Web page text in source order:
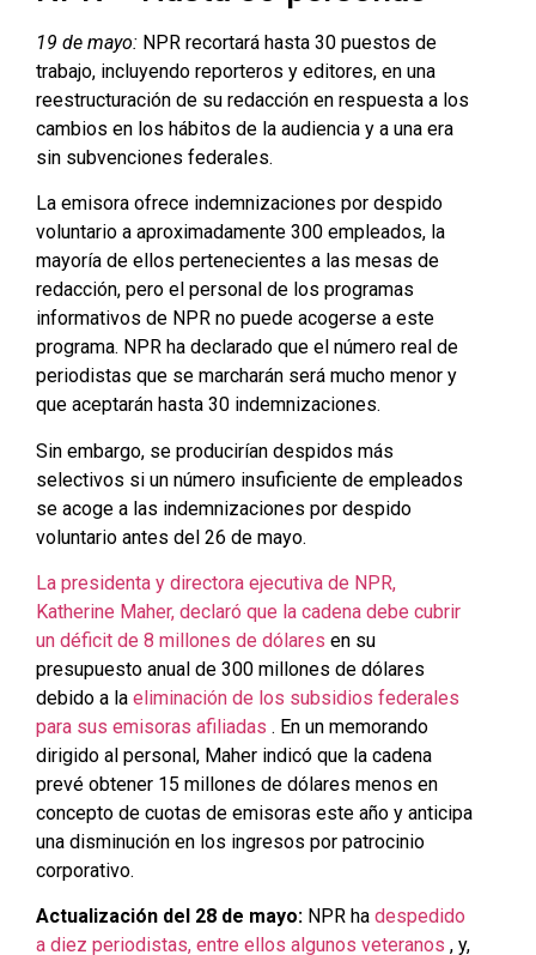
19 de mayo: NPR recortará hasta 30 puestos de
trabajo, incluyendo reporteros y editores, en una
reestructuración de su redacción en respuesta a los
cambios en los hábitos de la audiencia y a una era
sin subvenciones federales.
La emisora ​​ofrece indemnizaciones por despido
voluntario a aproximadamente 300 empleados, la
mayoría de ellos pertenecientes a las mesas de
redacción, pero el personal de los programas
informativos de NPR no puede acogerse a este
programa. NPR ha declarado que el número real de
periodistas que se marcharán será mucho menor y
que aceptarán hasta 30 indemnizaciones.
Sin embargo, se producirían despidos más
selectivos si un número insuficiente de empleados
se acoge a las indemnizaciones por despido
voluntario antes del 26 de mayo.
La presidenta y directora ejecutiva de NPR,
Katherine Maher, declaró que la cadena debe cubrir
un déficit de 8 millones de dólares en su
presupuesto anual de 300 millones de dólares
debido a la eliminación de los subsidios federales
para sus emisoras afiliadas . En un memorando
dirigido al personal, Maher indicó que la cadena
prevé obtener 15 millones de dólares menos en
concepto de cuotas de emisoras este año y anticipa
una disminución en los ingresos por patrocinio
corporativo.
Actualización del 28 de mayo: NPR ha despedido
a diez periodistas, entre ellos algunos veteranos , y,